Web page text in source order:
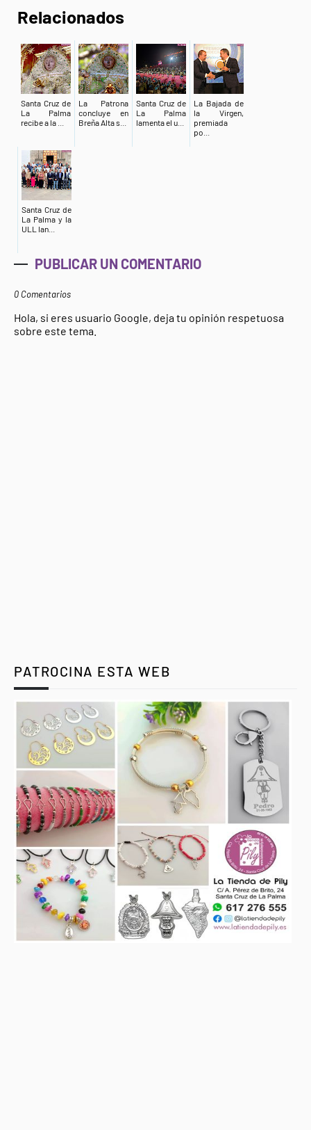
Relacionados
Santa Cruz de
La Palma
recibe a la ...
La Patrona
concluye en
Breña Alta s...
Santa Cruz de
La Palma
lamenta el u...
La Bajada de
la Virgen,
premiada
po...
Santa Cruz de
La Palma y la
ULL lan...
PUBLICAR UN COMENTARIO
0 Comentarios
Hola, si eres usuario Google, deja tu opinión respetuosa
sobre este tema.
PATROCINA ESTA WEB